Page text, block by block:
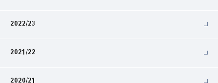
2022/23
2021/22
2020/21